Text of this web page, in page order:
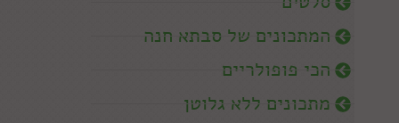
המתכונים של סבתא חנה
הכי פופולריים
מתכונים ללא גלוטן